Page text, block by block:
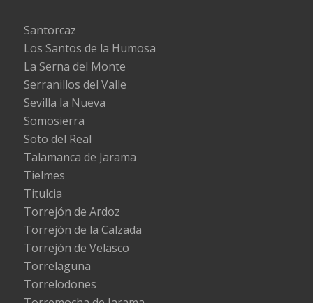
Santorcaz
Los Santos de la Humosa
La Serna del Monte
Serranillos del Valle
Sevilla la Nueva
Somosierra
Soto del Real
Talamanca de Jarama
Tielmes
Titulcia
Torrejón de Ardoz
Torrejón de la Calzada
Torrejón de Velasco
Torrelaguna
Torrelodones